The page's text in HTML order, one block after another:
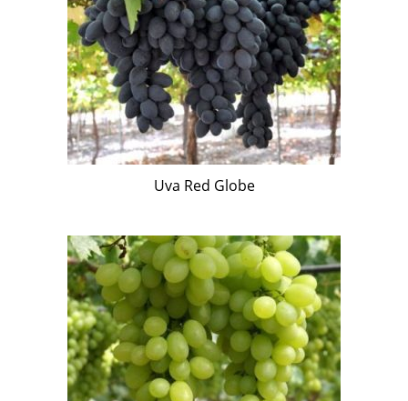
Uva Red Globe